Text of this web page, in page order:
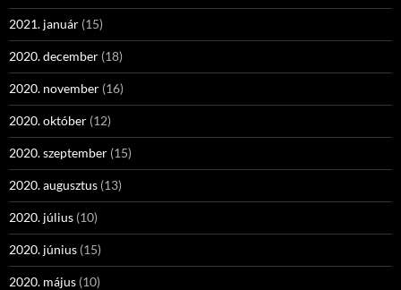
2021. január (15)
2020. december (18)
2020. november (16)
2020. október (12)
2020. szeptember (15)
2020. augusztus (13)
2020. július (10)
2020. június (15)
2020. május (10)